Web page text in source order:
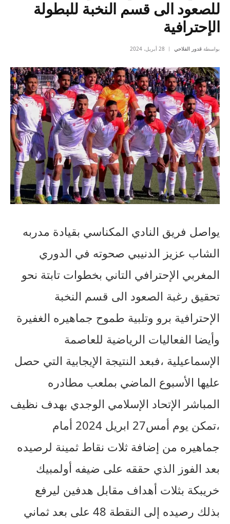
للصعود الى قسم النخبة للبطولة
الإحترافية
بواسطة قدور الفلاحي 28 أبريل، 2024
يواصل فريق النادي المكناسي بقيادة مدربه
الشاب عزيز الدنيبي صحوته في الدوري
المغربي الإحترافي التاني بخطوات تابتة نحو
تحقيق رغبة الصعود الى قسم النخبة
الإحترافية برو وتلبية طموح جماهيره الغفيرة
وأيضا الفعاليات الرياضية للعاصمة
الإسماعيلية ،فبعد النتيجة الإيجابية التي حصل
عليها الأسبوع الماضي بملعب مطادره
المباشر الإتحاد الإسلامي الوجدي بهدف نظيف
،تمكن يوم أمس27 ابريل 2024 أمام
جماهيره من إضافة ثلات نقاط ثمينة لرصيده
بعد الفوز الذي حققه على ضيفه أولمبيك
خريبكة بثلات أهداف مقابل هدفين ليرفع
بذلك رصيده إلى النقطة 48 على بعد ثماني